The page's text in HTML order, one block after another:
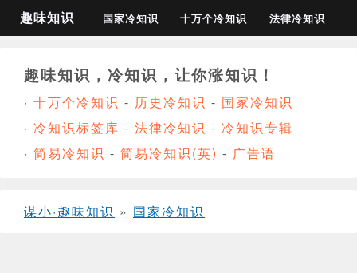
趣味知识 国家冷知识 十万个冷知识 法律冷知识
趣味知识，冷知识，让你涨知识！
· 十万个冷知识 - 历史冷知识 - 国家冷知识
· 冷知识标签库 - 法律冷知识 - 冷知识专辑
· 简易冷知识 - 简易冷知识(英) - 广告语
谋小·趣味知识 » 国家冷知识